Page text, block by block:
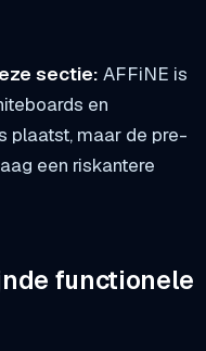
sectie: AFFiNE is
en
plaatst, maar de pre-
een riskantere
functionele